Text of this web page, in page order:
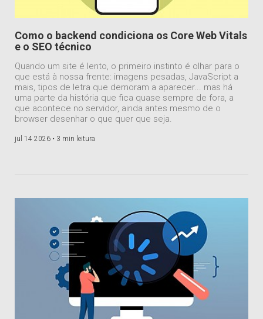
Como o backend condiciona os Core Web Vitals
e o SEO técnico
Quando um site é lento, o primeiro instinto é olhar para o
que está à nossa frente: imagens pesadas, JavaScript a
mais, tipos de letra que demoram a aparecer... mas há
uma parte da história que fica quase sempre de fora, a
que acontece no servidor, ainda antes mesmo de o
browser desenhar o que quer que seja.
jul 14 2026 • 3 min leitura